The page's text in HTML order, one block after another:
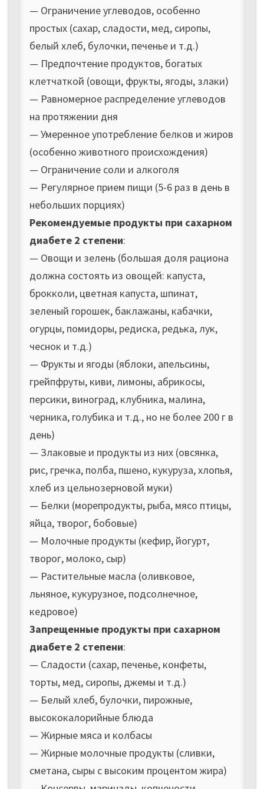
— Ограничение углеводов, особенно
простых (сахар, сладости, мед, сиропы,
белый хлеб, булочки, печенье и т.д.)
— Предпочтение продуктов, богатых
клетчаткой (овощи, фрукты, ягоды, злаки)
— Равномерное распределение углеводов
на протяжении дня
— Умеренное употребление белков и жиров
(особенно животного происхождения)
— Ограничение соли и алкоголя
— Регулярное прием пищи (5-6 раз в день в
небольших порциях)
Рекомендуемые продукты при сахарном
диабете 2 степени:
— Овощи и зелень (большая доля рациона
должна состоять из овощей: капуста,
брокколи, цветная капуста, шпинат,
зеленый горошек, баклажаны, кабачки,
огурцы, помидоры, редиска, редька, лук,
чеснок и т.д.)
— Фрукты и ягоды (яблоки, апельсины,
грейпфруты, киви, лимоны, абрикосы,
персики, виноград, клубника, малина,
черника, голубика и т.д., но не более 200 г в
день)
— Злаковые и продукты из них (овсянка,
рис, гречка, полба, пшено, кукуруза, хлопья,
хлеб из цельнозерновой муки)
— Белки (морепродукты, рыба, мясо птицы,
яйца, творог, бобовые)
— Молочные продукты (кефир, йогурт,
творог, молоко, сыр)
— Растительные масла (оливковое,
льняное, кукурузное, подсолнечное,
кедровое)
Запрещенные продукты при сахарном
диабете 2 степени:
— Сладости (сахар, печенье, конфеты,
торты, мед, сиропы, джемы и т.д.)
— Белый хлеб, булочки, пирожные,
высококалорийные блюда
— Жирные мяса и колбасы
— Жирные молочные продукты (сливки,
сметана, сыры с высоким процентом жира)